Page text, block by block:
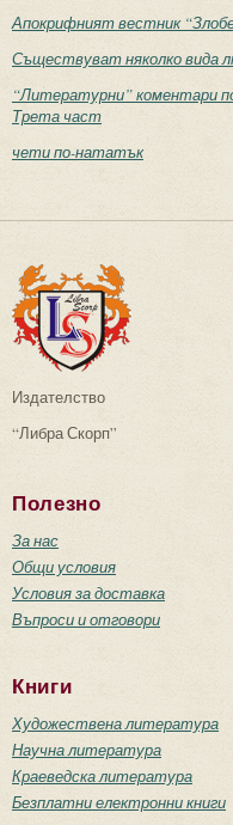
Апокрифният вестник
Съществуват няколко вида
“Литературни” коментари
Трета част
чети по-нататък
Издателство
“Либра Скорп”
Полезно
За нас
Общи условия
Условия за доставка
Въпроси и отговори
Книги
Художествена литература
Научна литература
Краеведска литература
Безплатни електронни книги